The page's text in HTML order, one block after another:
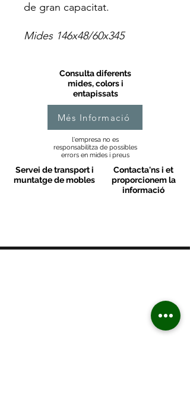
de gran capacitat.
Mides 146x48/60x345
Consulta diferents
mides, colors i
entapissats
Més Informació
l'empresa no es
responsabilitza de possibles
errors en mides i preus
Servei de transport i
muntatge de mobles
Contacta'ns i et
proporcionem la
informació